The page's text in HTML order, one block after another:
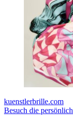
kuenstlerbrille.com
Besuch die